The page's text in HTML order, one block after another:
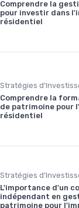
Comprendre la
pour investir dans
résidentiel
Comprendre la
de patrimoine pour
résidentiel
L'importance d'un
indépendant en
patrimoine pour